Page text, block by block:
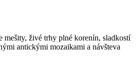
mešity, živé trhy plné korenín, sladkostí
antickými mozaikami a návšteva